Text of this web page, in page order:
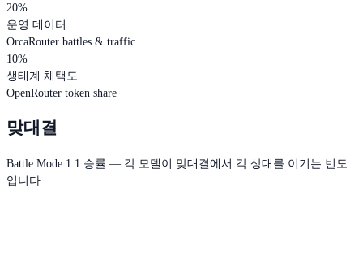
20%
운영 데이터
OrcaRouter battles & traffic
10%
생태계 채택도
OpenRouter token share
맞대결
Battle Mode 1:1 승률 — 각 모델이 맞대결에서 각 상대를 이기는 빈도
입니다.